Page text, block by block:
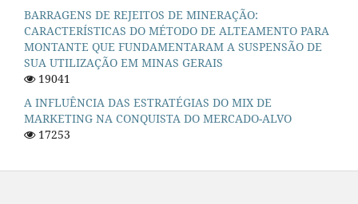
BARRAGENS DE REJEITOS DE MINERAÇÃO:
CARACTERÍSTICAS DO MÉTODO DE ALTEAMENTO PARA
MONTANTE QUE FUNDAMENTARAM A SUSPENSÃO DE
SUA UTILIZAÇÃO EM MINAS GERAIS
19041
A INFLUÊNCIA DAS ESTRATÉGIAS DO MIX DE
MARKETING NA CONQUISTA DO MERCADO-ALVO
17253